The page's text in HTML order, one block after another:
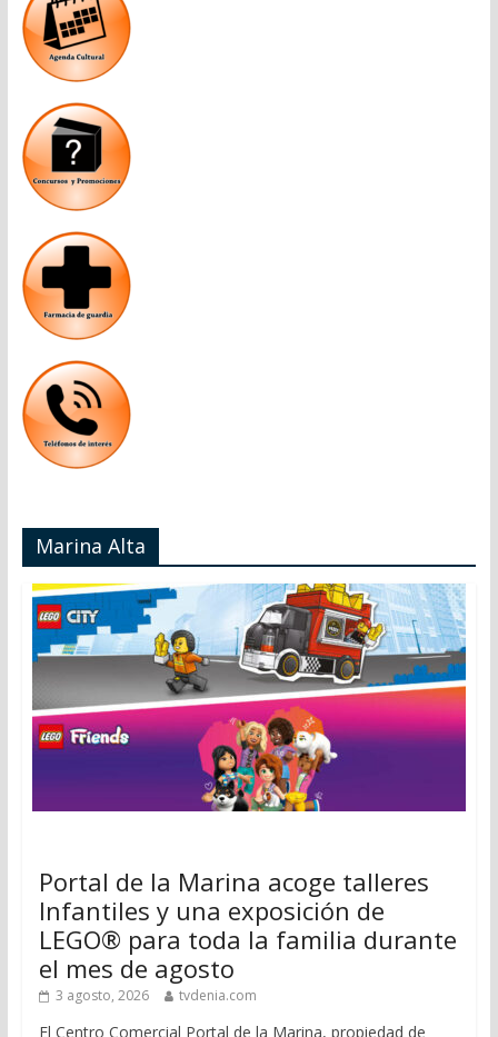
Marina Alta
Portal de la Marina acoge talleres
Infantiles y una exposición de
LEGO® para toda la familia durante
el mes de agosto
3 agosto, 2026 tvdenia.com
El Centro Comercial Portal de la Marina, propiedad de